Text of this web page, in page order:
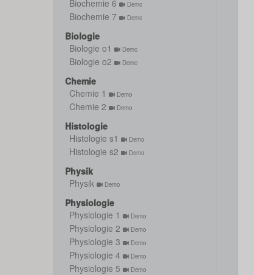
Biochemie 6 Demo
Biochemie 7 Demo
Biologie
Biologie o1
Demo
Biologie o2 Demo
Chemie
Chemie 1
Demo
Chemie 2 Demo
Histologie
Histologie s1
Demo
Histologie s2 Demo
Physik
Physik
Demo
Physiologie
Physiologie 1
Demo
Physiologie 2 Demo
Physiologie 3 Demo
Physiologie 4 Demo
Physiologie 5 Demo